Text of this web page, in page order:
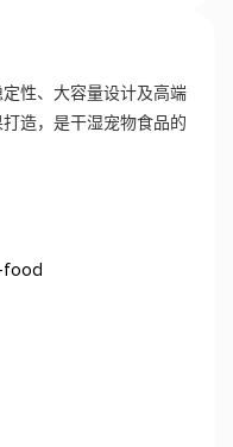
性、大容量设计及高端
造，是干湿宠物食品的